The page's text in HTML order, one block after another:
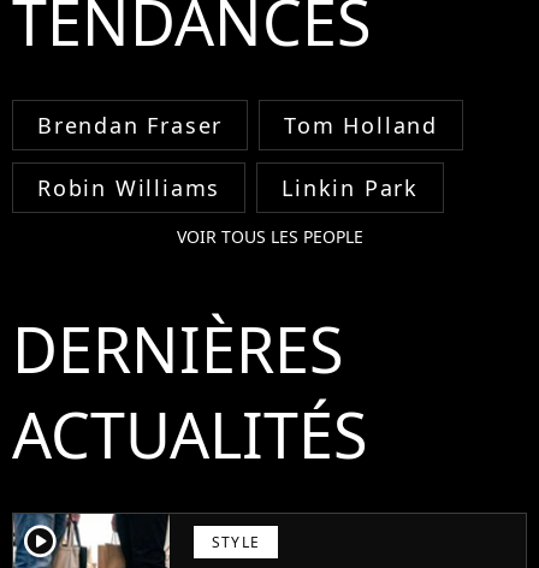
TENDANCES
Brendan Fraser Tom Holland
Robin Williams Linkin Park
VOIR TOUS LES PEOPLE
DERNIÈRES
ACTUALITÉS
player2 STYLE